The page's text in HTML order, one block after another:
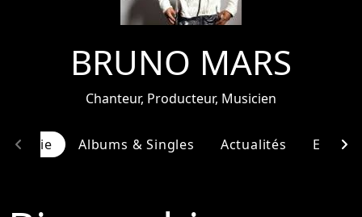
BRUNO MARS
Chanteur, Producteur, Musicien
Albums & Singles Actualités
chevron_left chevron_right